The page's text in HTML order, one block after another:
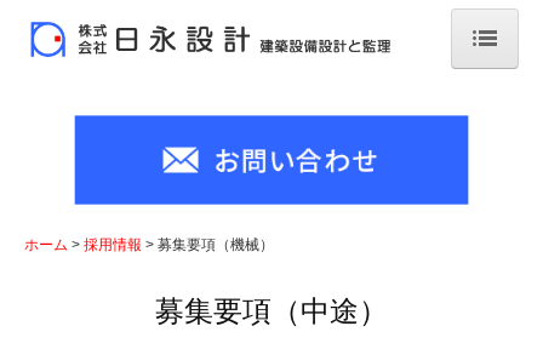
事業案内
ホーム 採用情報 募集要項（機械）
募集要項（中途）